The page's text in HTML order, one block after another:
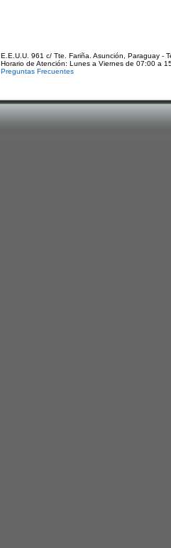
E.E.U.U. 961 c/ Tte. Fariña. Asunción, Paraguay -
Horario de Atención: Lunes a Viernes de 07:00 a
Preguntas Frecuentes